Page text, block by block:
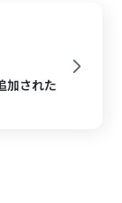
加された